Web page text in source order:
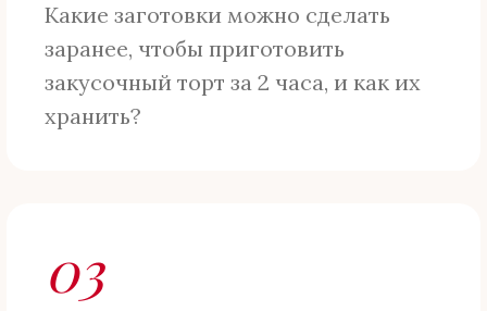
Какие заготовки можно сделать
заранее, чтобы приготовить
закусочный торт за 2 часа, и как их
хранить?
03